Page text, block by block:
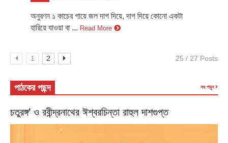
অনুরণন ১ কাচের গায়ে জল দাগ দিয়ে, দাগ দিয়ে কোনো একটা
হারিয়ে যাওয়া বা ... Read More
1 2 25 / 27 Posts
পাঠকের পছন্দ সব পড়ুন
চতুরঙ্গ’ ও রবীন্দ্রনাথের ঈশ্বরচিন্তা রাহুল দাশগুপ্ত